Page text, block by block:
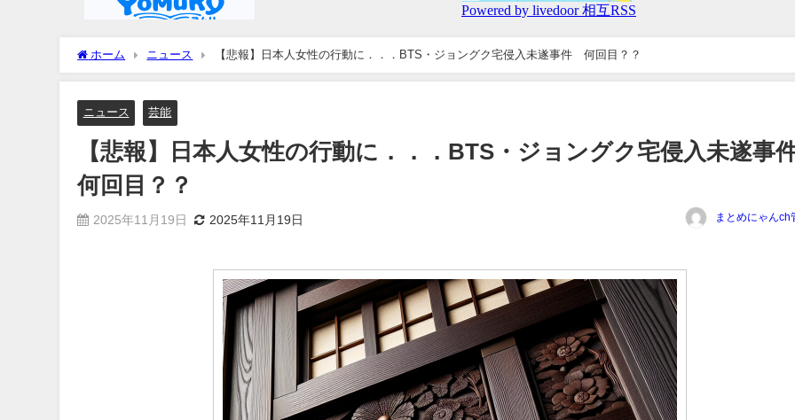
ホーム ニュース 【悲報】日本人女性の行動に．．．BTS・ジョングク宅侵入未遂事件 何回目？？
ニュース 芸能
【悲報】日本人女性の行動に．．．BTS・ジョングク宅侵入未遂
何回目？？
2025年11月19日 2025年11月19日 まとめにゃんch